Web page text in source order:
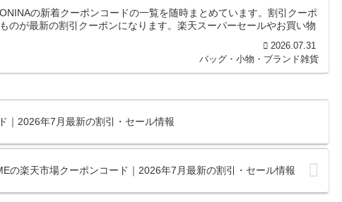
の新着クーポンコードの一覧を随時まとめています。割引クーポ
のが最新の割引クーポンになります。楽天スーパーセールやお買い物
2026.07.31
バッグ・小物・ブランド雑貨
｜2026年7月最新の割引・セール情報
の楽天市場クーポンコード｜2026年7月最新の割引・セール情報